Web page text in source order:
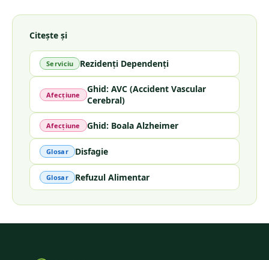
Citește și
Serviciu Rezidenți Dependenți
Afecțiune
Ghid: AVC (Accident Vascular
Cerebral)
Afecțiune Ghid: Boala Alzheimer
Glosar Disfagie
Glosar Refuzul Alimentar